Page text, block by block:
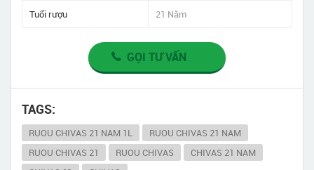
Tuổi rượu 21 Năm
GỌI TƯ VẤN
TAGS:
RUOU CHIVAS 21 NAM 1L
RUOU CHIVAS 21 NAM
RUOU CHIVAS 21
RUOU CHIVAS
CHIVAS 21 NAM